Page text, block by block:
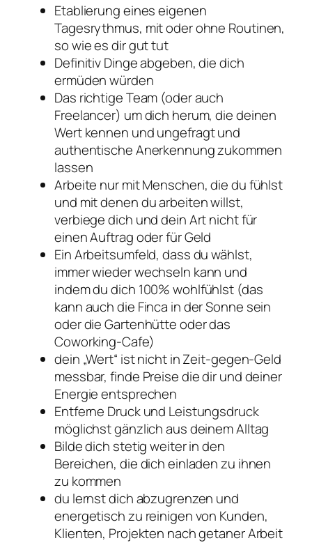
Etablierung eines eigenen
Tagesrythmus, mit oder ohne Routinen,
so wie es dir gut tut
Definitiv Dinge abgeben, die dich
ermüden würden
Das richtige Team (oder auch
Freelancer) um dich herum, die deinen
Wert kennen und ungefragt und
authentische Anerkennung zukommen
lassen
Arbeite nur mit Menschen, die du fühlst
und mit denen du arbeiten willst,
verbiege dich und dein Art nicht für
einen Auftrag oder für Geld
Ein Arbeitsumfeld, dass du wählst,
immer wieder wechseln kann und
indem du dich 100% wohlfühlst (das
kann auch die Finca in der Sonne sein
oder die Gartenhütte oder das
Coworking-Cafe)
dein „Wert“ ist nicht in Zeit-gegen-Geld
messbar, finde Preise die dir und deiner
Energie entsprechen
Entferne Druck und Leistungsdruck
möglichst gänzlich aus deinem Alltag
Bilde dich stetig weiter in den
Bereichen, die dich einladen zu ihnen
zu kommen
du lernst dich abzugrenzen und
energetisch zu reinigen von Kunden,
Klienten, Projekten nach getaner Arbeit